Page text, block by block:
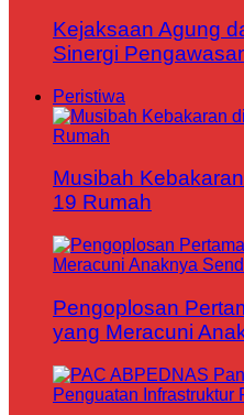
Kejaksaan Agung
Sinergi
Peristiwa
Musibah
19 Rumah
Pengoplosan
yang Meracuni